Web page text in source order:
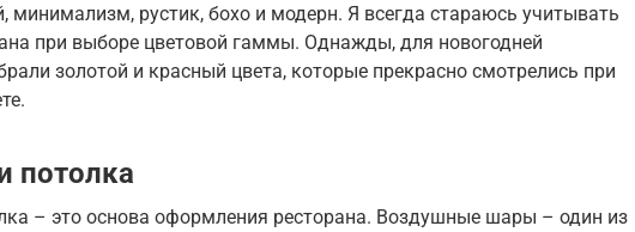
минимализм, рустик, бохо и модерн. Я всегда стараюсь учитывать
при выборе цветовой гаммы. Однажды, для новогодней
золотой и красный цвета, которые прекрасно смотрелись при
потолка
– это основа оформления ресторана. Воздушные шары – один из